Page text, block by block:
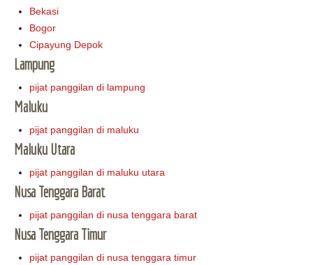
Bekasi
Bogor
Cipayung Depok
Lampung
pijat panggilan di lampung
Maluku
pijat panggilan di maluku
Maluku Utara
pijat panggilan di maluku utara
Nusa Tenggara Barat
pijat panggilan di nusa tenggara barat
Nusa Tenggara Timur
pijat panggilan di nusa tenggara timur